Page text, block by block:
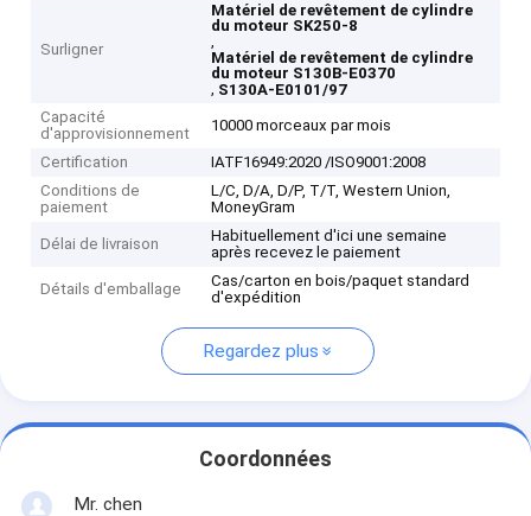
Surligner
Matériel de revêtement de cylindre
du moteur SK250-8
,
Matériel de revêtement de cylindre
du moteur S130B-E0370
, S130A-E0101/97
Capacité
d'approvisionnement
10000 morceaux par mois
Certification
IATF16949:2020 /ISO9001:2008
Conditions de
paiement
L/C, D/A, D/P, T/T, Western Union,
MoneyGram
Délai de livraison
Habituellement d'ici une semaine
après recevez le paiement
Détails d'emballage
Cas/carton en bois/paquet standard
d'expédition
Regardez plus
Coordonnées
Mr. chen